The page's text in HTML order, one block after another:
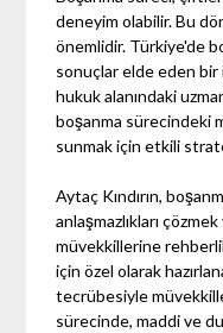
deneyim olabilir. Bu
önemlidir. Türkiye'de
sonuçlar elde eden bir
hukuk alanındaki
boşanma sürecindeki
sunmak için etkili
Aytaç Kındırın,
anlaşmazlıkları
müvekkillerine
için özel olarak
tecrübesiyle
sürecinde, maddi ve